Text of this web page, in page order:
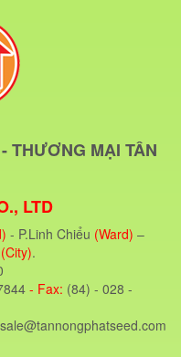
THƯƠNG MẠI TÂN
LTD
- P.Linh Chiểu (Ward) –
(City).
- Fax: (84) - 028 -